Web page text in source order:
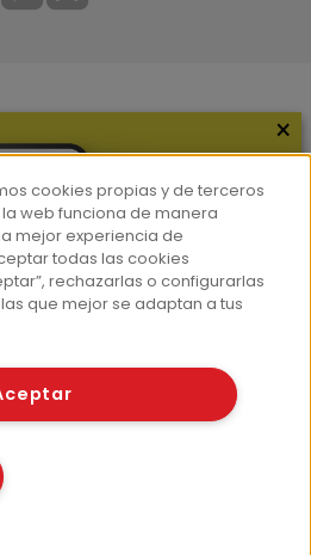
Prensa
Consumer
EROSKI
de cookies
×
cookies propias y de terceros
web funciona de manera
mejor experiencia de
todas las cookies
rechazarlas o configurarlas
que mejor se adaptan a tus